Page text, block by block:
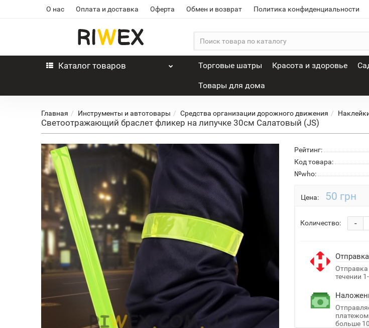
О нас Оплата и доставка Оферта Обмен и возврат Политика конфиденциальности
Каталог товаров Торговые шатры Красота и здоровье
Товары для дома
Главная Инструменты и автотовары Средства организации дорожного движения
Светоотражающий браслет фликер на липучке 30см Салатовый (JS)
Рейтинг:
Код товара:
№who:
Цена: 50 грн
Количество: -
Отправка
течении
больше